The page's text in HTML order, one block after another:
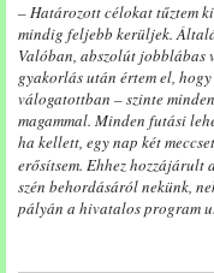
– Határozott célokat tűztem
mindig feljebb kerüljek.
Valóban, abszolút jobblábas
gyakorlás után értem el,
válogatottban – szinte
magammal. Minden futási
ha kellett, egy nap két
erősítsem. Ehhez hozzájárult
szén behordásáról nekünk,
pályán a hivatalos program